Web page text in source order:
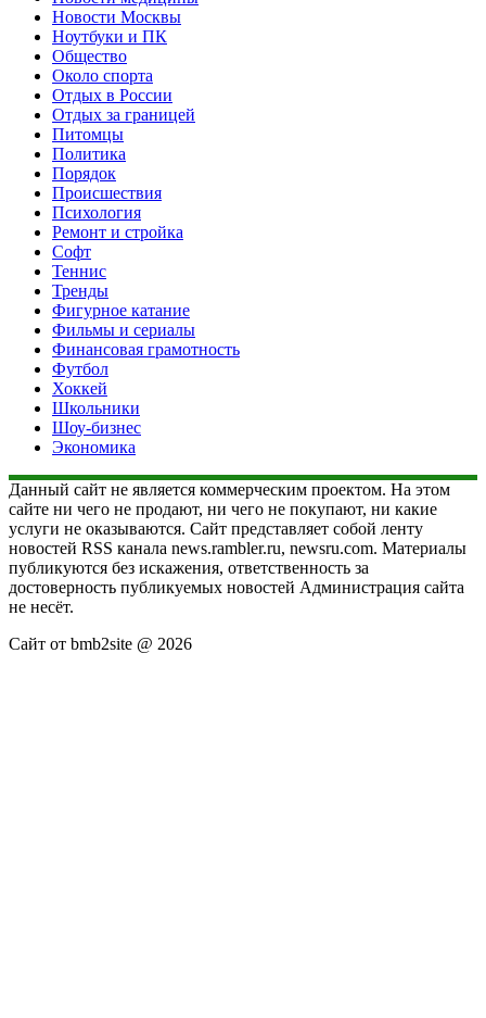
Новости Москвы
Ноутбуки и ПК
Общество
Около спорта
Отдых в России
Отдых за границей
Питомцы
Политика
Порядок
Происшествия
Психология
Ремонт и стройка
Софт
Теннис
Тренды
Фигурное катание
Фильмы и сериалы
Финансовая грамотность
Футбол
Хоккей
Школьники
Шоу-бизнес
Экономика
Данный сайт не является коммерческим проектом. На этом
сайте ни чего не продают, ни чего не покупают, ни какие
услуги не оказываются. Сайт представляет собой ленту
новостей RSS канала news.rambler.ru, newsru.com. Материалы
публикуются без искажения, ответственность за
достоверность публикуемых новостей Администрация сайта
не несёт.
Сайт от bmb2site @ 2026